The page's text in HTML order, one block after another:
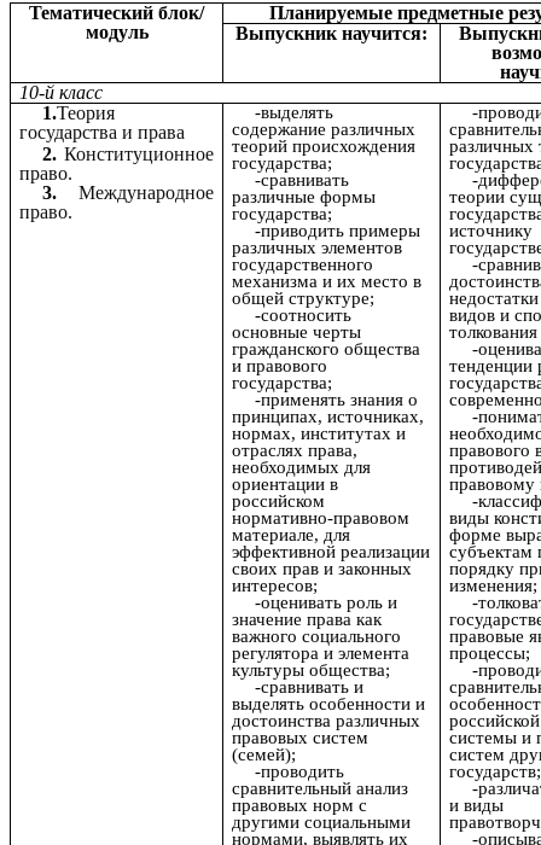
Тематический блок/
модуль
Планируемые предметные
Выпускник научится:
10-й класс
1.Теория
государства и права
2. Конституционное
право.
3. Международное
право.
-выделять
содержание различных
теорий происхождения
государства;
-сравнивать
различные формы
государства;
-приводить примеры
различных элементов
государственного
механизма и их место в
общей структуре;
-соотносить
основные черты
гражданского общества
и правового
государства;
-применять знания о
принципах, источниках,
нормах, институтах и
отраслях права,
необходимых для
ориентации в
российском
нормативно-правовом
материале, для
эффективной реализации
своих прав и законных
интересов;
-оценивать роль и
значение права как
важного социального
регулятора и элемента
культуры общества;
-сравнивать и
выделять особенности и
достоинства различных
правовых систем
(семей);
-проводить
сравнительный анализ
правовых норм с
другими социальными
нормами, выявлять их
-
различных
-
теории
источнику
-
видов и
-
тенденции
-
правового
правовому
-
виды
форме
субъектам
порядку
изменения;
-
правовые
процессы;
-
системы и
систем
государств;
-
и виды
-